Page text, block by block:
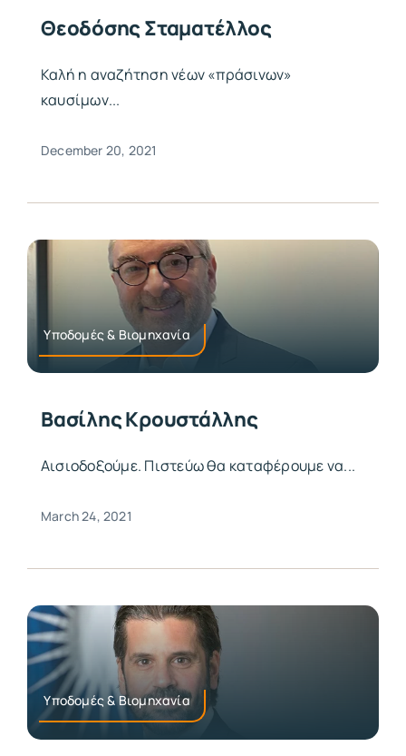
Θεοδόσης Σταματέλλος
Καλή η αναζήτηση νέων «πράσινων»
καυσίμων...
December 20, 2021
Υποδομές & Βιομηχανία
Βασίλης Κρουστάλλης
Αισιοδοξούμε. Πιστεύω θα καταφέρουμε να...
March 24, 2021
Υποδομές & Βιομηχανία